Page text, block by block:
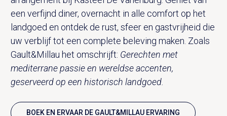
een verfijnd diner, overnacht in alle comfort op het
landgoed en ontdek de rust, sfeer en gastvrijheid die
uw verblijf tot een complete beleving maken. Zoals
Gault&Millau het omschrijft: Gerechten met
mediterrane passie en wereldse accenten,
geserveerd op een historisch landgoed.
BOEK EN ERVAAR DE GAULT&MILLAU ERVARING